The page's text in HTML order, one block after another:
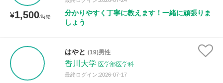
¥1,500/時給
分かりやすく丁寧に教えます！一緒に頑張りま
しょう
はやと (19)男性
香川大学 医学部医学科
最終ログイン:2026-07-17